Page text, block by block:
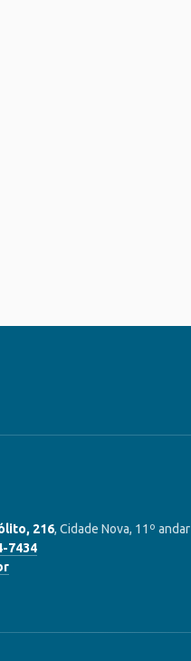
216, Cidade Nova, 11º andar
7434